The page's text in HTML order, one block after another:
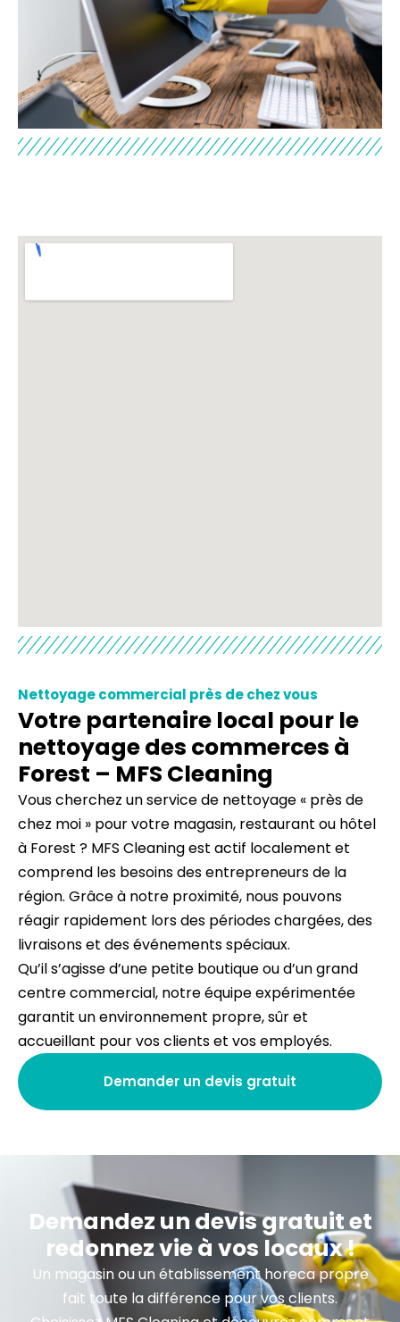
Nettoyage commercial près de chez vous
Votre partenaire local pour le
nettoyage des commerces à
Forest – MFS Cleaning
Vous cherchez un service de nettoyage « près de
chez moi » pour votre magasin, restaurant ou hôtel
à Forest ? MFS Cleaning est actif localement et
comprend les besoins des entrepreneurs de la
région. Grâce à notre proximité, nous pouvons
réagir rapidement lors des périodes chargées, des
livraisons et des événements spéciaux.
Qu’il s’agisse d’une petite boutique ou d’un grand
centre commercial, notre équipe expérimentée
garantit un environnement propre, sûr et
accueillant pour vos clients et vos employés.
Demander un devis gratuit
Demandez un devis gratuit et
redonnez vie à vos locaux !
Un magasin ou un établissement horeca propre
fait toute la différence pour vos clients.